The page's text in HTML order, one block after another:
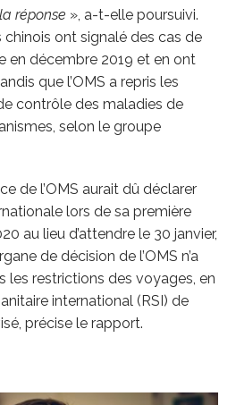
réponse », a-t-elle poursuivi.
chinois ont signalé des cas de
en décembre 2019 et en ont
que l’OMS a repris les
contrôle des maladies de
selon le groupe
de l’OMS aurait dû déclarer
lors de sa première
au lieu d’attendre le 30 janvier,
de décision de l’OMS n’a
les restrictions des voyages, en
international (RSI) de
précise le rapport.